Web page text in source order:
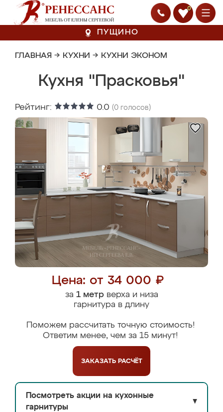
0
ПУЩИНО
ГЛАВНАЯ → КУХНИ → КУХНИ ЭКОНОМ
Кухня "Прасковья"
Рейтинг: 0.0 (0 голосов)
Цена: от 34 000 ₽
за 1 метрверха и низа
гарнитура в длину
Поможем рассчитать точную стоимость!
Ответим менее, чем за 15 минут!
ЗАКАЗАТЬ РАСЧЁТ
Посмотреть акции на кухонные
гарнитуры
▼